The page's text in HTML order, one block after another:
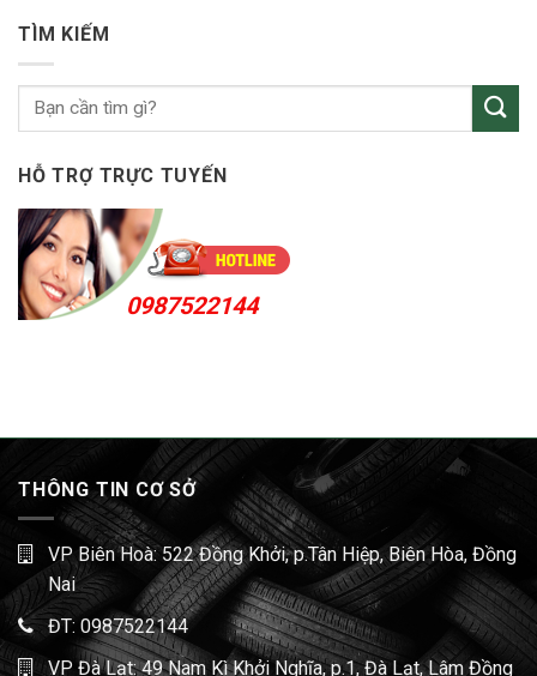
Sóng
TÌM KIẾM
HỖ TRỢ TRỰC TUYẾN
0987522144
THÔNG TIN CƠ SỞ
VP Biên Hoà: 522 Đồng Khởi, p.Tân Hiệp, Biên Hòa, Đồng
Nai
ĐT: 0987522144
VP Đà Lạt: 49 Nam Kì Khởi Nghĩa, p.1, Đà Lạt, Lâm Đồng